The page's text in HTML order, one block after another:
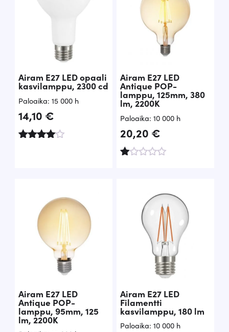
Airam E27 LED opaali
kasvilamppu, 2300 cd
Paloaika: 15 000 h
14,10 €
Airam E27 LED
Antique POP-
lamppu, 125mm, 380
lm, 2200K
Paloaika: 10 000 h
20,20 €
/
5
Airam E27 LED
Antique POP-
lamppu, 95mm, 125
lm, 2200K
Airam E27 LED
Filamentti
kasvilamppu, 180 lm
Paloaika: 10 000 h